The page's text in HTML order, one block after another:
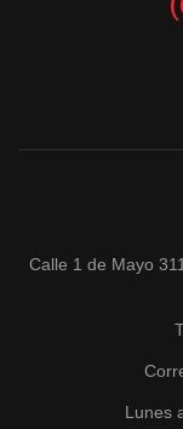
Calle 1 de Mayo
Lunes